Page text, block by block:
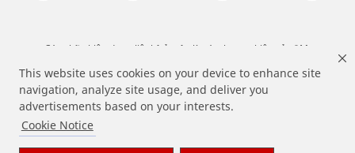
This website uses cookies on your device to enhance site
navigation, analyze site usage, and deliver you
advertisements based on your interests.
Cookie Notice
Các nhãn hiệu được liệt kê ở trên là các thương hiệu của 3M.